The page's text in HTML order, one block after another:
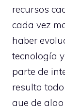
recursos
cada vez
haber
tecnología
parte de
resulta
que de